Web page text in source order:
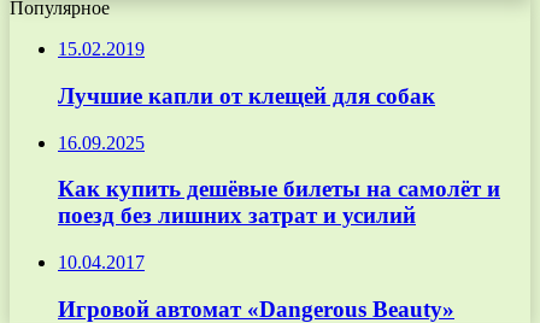
Популярное
15.02.2019
Лучшие капли от клещей для собак
16.09.2025
Как купить дешёвые билеты на самолёт и
поезд без лишних затрат и усилий
10.04.2017
Игровой автомат «Dangerous Beauty»